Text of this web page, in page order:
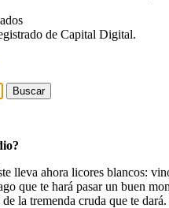
de Capital Digital.
Buscar
lleva ahora licores blancos:
que te hará pasar un buen
de la tremenda cruda que te